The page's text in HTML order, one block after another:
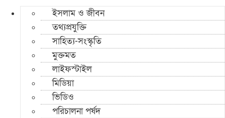
ইসলাম ও জীবন
তথ্যপ্রযুক্তি
সাহিত্য-সংস্কৃতি
মুক্তমত
লাইফস্টাইল
মিডিয়া
ভিডিও
পরিচালনা পর্ষদ